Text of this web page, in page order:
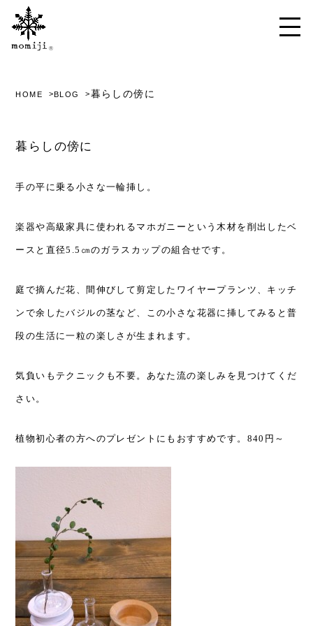
HOME BLOG 暮らしの傍に
暮らしの傍に
手の平に乗る小さな一輪挿し。
楽器や高級家具に使われるマホガニーという木材を削出したベ
ースと直径5.5㎝のガラスカップの組合せです。
庭で摘んだ花、間伸びして剪定したワイヤープランツ、キッチ
ンで余したバジルの茎など、この小さな花器に挿してみると普
段の生活に一粒の楽しさが生まれます。
気負いもテクニックも不要。あなた流の楽しみを見つけてくだ
さい。
植物初心者の方へのプレゼントにもおすすめです。840円～